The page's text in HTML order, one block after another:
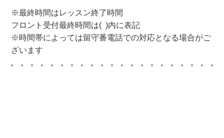
※最終時間はレッスン終了時間
フロント受付最終時間は( )内に表記
※時間帯によっては留守番電話での対応となる場合がご
ざいます